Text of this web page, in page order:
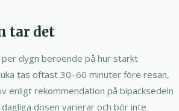
tar det
dygn beroende på hur starkt
tas oftast 30–60 minuter före resan,
enligt rekommendation på bipacksedeln
dosen varierar och bör inte